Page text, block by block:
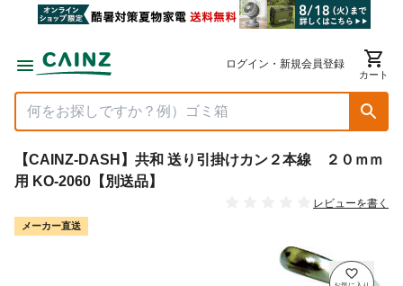
ログイン・新規会員登録
カート
【CAINZ-DASH】共和 送り引掛けカン２本線 ２０ｍｍ
用 KO-2060【別送品】
レビューを書く
メーカー直送